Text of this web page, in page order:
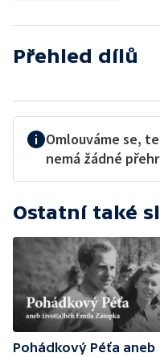
Přehled dílů
Omlouváme se,
nemá žádné
Ostatní také
Pohádkový Péťa aneb